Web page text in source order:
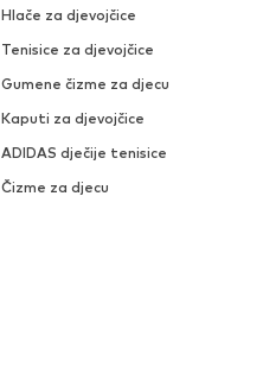
Hlače za djevojčice
Tenisice za djevojčice
Gumene čizme za djecu
Kaputi za djevojčice
ADIDAS dječije tenisice
Čizme za djecu